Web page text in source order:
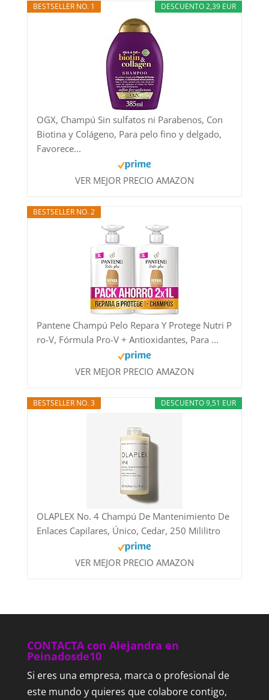
DESCUENTO 2,39 EUR
BESTSELLER NO. 1
OGX, Champú Sin sulfatos ni Parabenos, Con
Biotina y Colágeno, Para pelo fino y delgado,
Favorece...
VER MEJOR PRECIO AMAZON
BESTSELLER NO. 2
Pantene Champú Pelo Repara Y Protege Nutri P
ro-V, Fórmula Pro-V + Antioxidantes, Para ...
VER MEJOR PRECIO AMAZON
DESCUENTO 9,51 EUR
BESTSELLER NO. 3
OLAPLEX No. 4 Champú De Mantenimiento De
Enlaces Capilares, Único, Cedar, 250 Mililitro
VER MEJOR PRECIO AMAZON
CONTACTA con Alejandra en
Peinadosde10
Si eres una empresa, marca o profesional de
este mundo y quieres que colabore contigo,